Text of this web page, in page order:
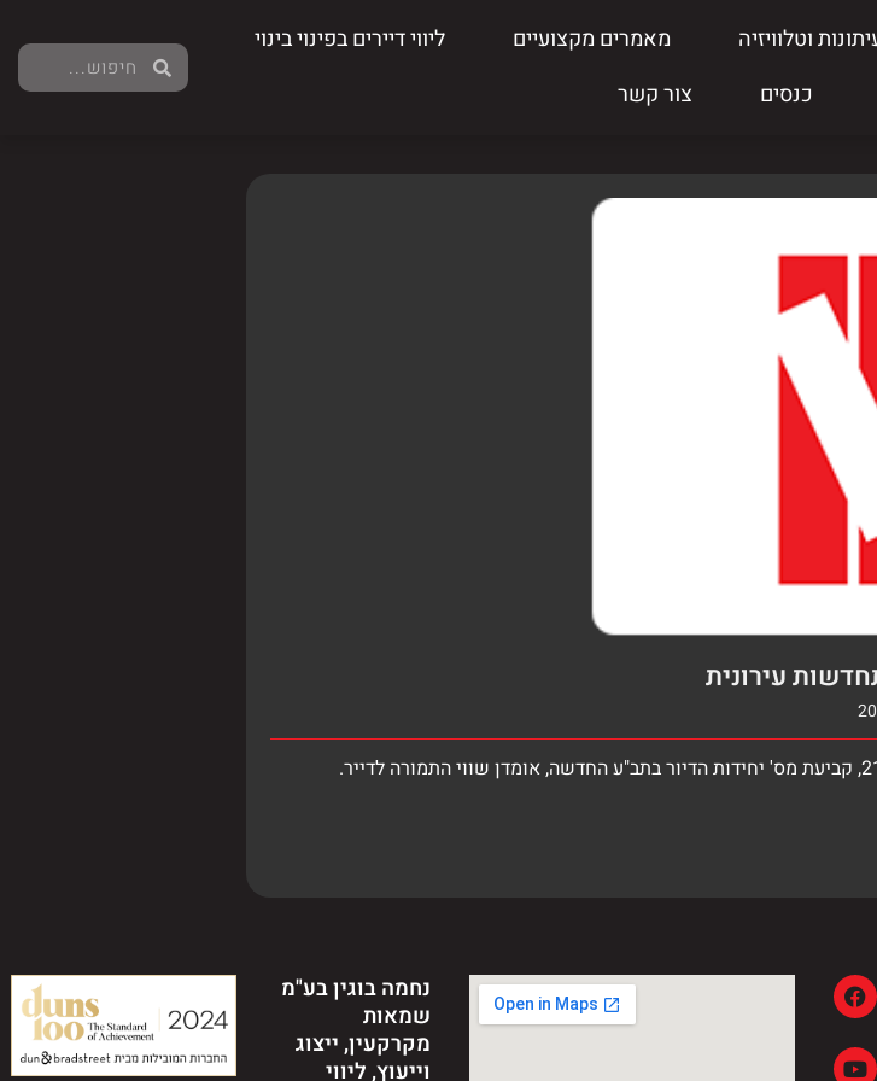
וטלוויזיה מאמרים מקצועיים
ליווי דיירים בפינוי בינוי
כנסים צור קשר
עירונית
נחמה בוגין בע"מ
שמאות
מקרקעין, ייצוג
וייעוץ, ליווי